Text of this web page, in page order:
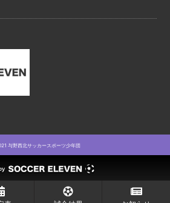
与野西北サッカースポーツ少年団